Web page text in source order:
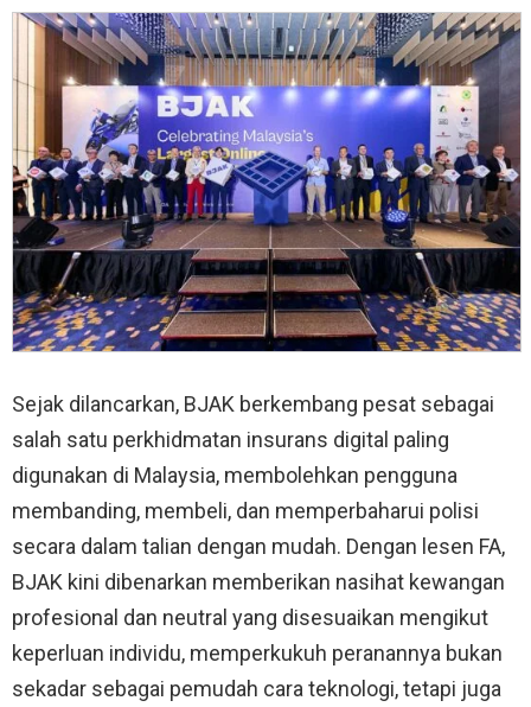
Sejak dilancarkan, BJAK berkembang pesat sebagai
salah satu perkhidmatan insurans digital paling
digunakan di Malaysia, membolehkan pengguna
membanding, membeli, dan memperbaharui polisi
secara dalam talian dengan mudah. Dengan lesen FA,
BJAK kini dibenarkan memberikan nasihat kewangan
profesional dan neutral yang disesuaikan mengikut
keperluan individu, memperkukuh peranannya bukan
sekadar sebagai pemudah cara teknologi, tetapi juga